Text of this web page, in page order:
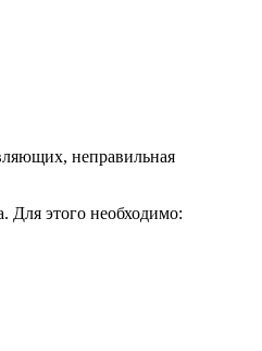
неправильная
Для этого необходимо: